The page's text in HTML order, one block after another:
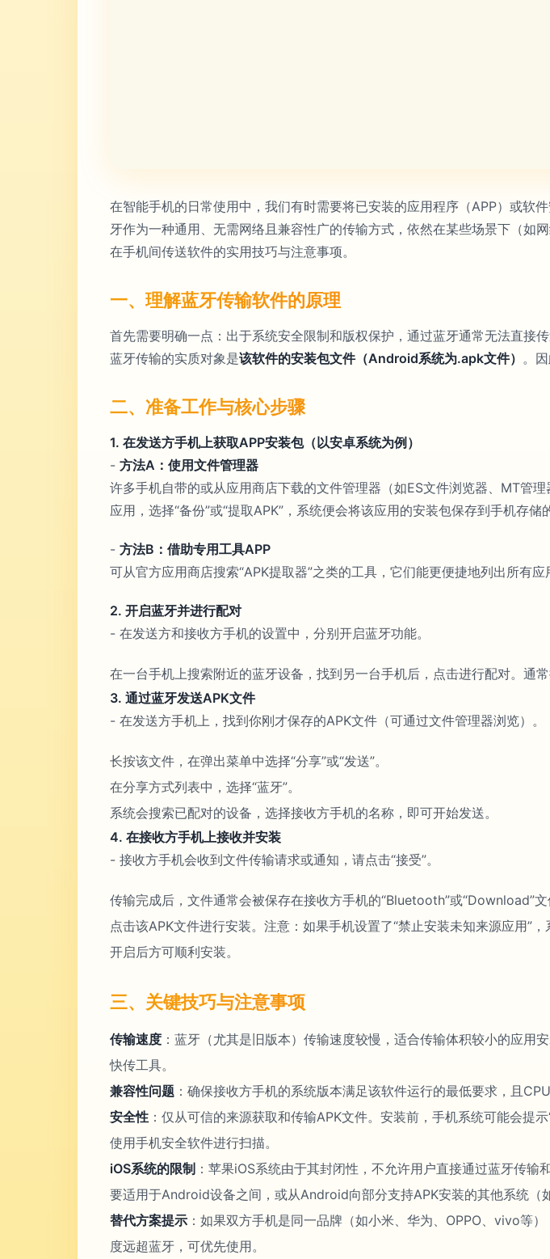
在智能手机的日常使用中，我们有时需要将已安装的应用程序（APP）或软
牙作为一种通用、无需网络且兼容性广的传输方式，依然在某些场景下（如
在手机间传送软件的实用技巧与注意事项。
一、理解蓝牙传输软件的原理
首先需要明确一点：出于系统安全限制和版权保护，通过蓝牙通常无法直接
蓝牙传输的实质对象是该软件的安装包文件（Android系统为.apk文件） 。
二、准备工作与核心步骤
1. 在发送方手机上获取APP安装包（以安卓系统为例）
- 方法A：使用文件管理器
许多手机自带的或从应用商店下载的文件管理器（如ES文件浏览器、MT管
应用，选择“备份”或“提取APK”，系统便会将该应用的安装包保存到手机存
- 方法B：借助专用工具APP
可从官方应用商店搜索“APK提取器”之类的工具，它们能更便捷地列出所有应
2. 开启蓝牙并进行配对
- 在发送方和接收方手机的设置中，分别开启蓝牙功能。
在一台手机上搜索附近的蓝牙设备，找到另一台手机后，点击进行配对。通
3. 通过蓝牙发送APK文件
- 在发送方手机上，找到你刚才保存的APK文件（可通过文件管理器浏览）。
长按该文件，在弹出菜单中选择“分享”或“发送”。
在分享方式列表中，选择“蓝牙”。
系统会搜索已配对的设备，选择接收方手机的名称，即可开始发送。
4. 在接收方手机上接收并安装
- 接收方手机会收到文件传输请求或通知，请点击“接受”。
传输完成后，文件通常会被保存在接收方手机的“Bluetooth”或“Download”文
点击该APK文件进行安装。注意：如果手机设置了“禁止安装未知来源应用”
开启后方可顺利安装。
三、关键技巧与注意事项
传输速度 ：蓝牙（尤其是旧版本）传输速度较慢，适合传输体积较小的应
快传工具。
兼容性问题 ：确保接收方手机的系统版本满足该软件运行的最低要求，且
安全性 ：仅从可信的来源获取和传输APK文件。安装前，手机系统可能会提
使用手机安全软件进行扫描。
iOS系统的限制 ：苹果iOS系统由于其封闭性，不允许用户直接通过蓝牙传
要适用于Android设备之间，或从Android向部分支持APK安装的其他系统（
替代方案提示 ：如果双方手机是同一品牌（如小米、华为、OPPO、vivo等
度远超蓝牙，可优先使用。